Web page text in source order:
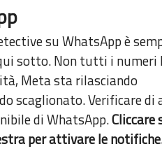
su WhatsApp è
sotto. Non tutti i numeri
Meta sta rilasciando
scaglionato. Verificare di
di WhatsApp.Cliccare
per attivare le